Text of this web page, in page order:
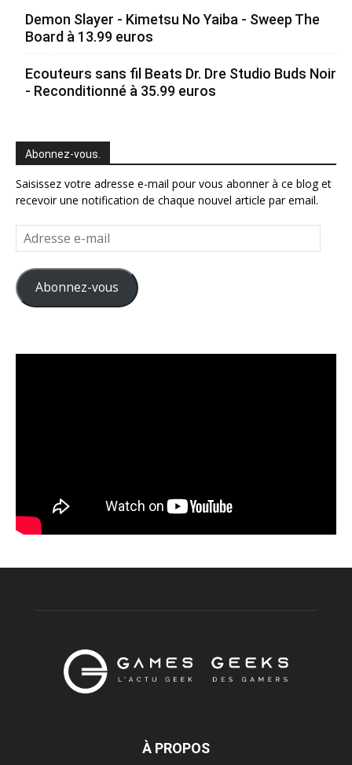
Demon Slayer - Kimetsu No Yaiba - Sweep The
Board à 13.99 euros
Ecouteurs sans fil Beats Dr. Dre Studio Buds Noir
- Reconditionné à 35.99 euros
Abonnez-vous.
Saisissez votre adresse e-mail pour vous abonner à ce blog et
recevoir une notification de chaque nouvel article par email.
Adresse
e-
mail
Abonnez-vous
À PROPOS